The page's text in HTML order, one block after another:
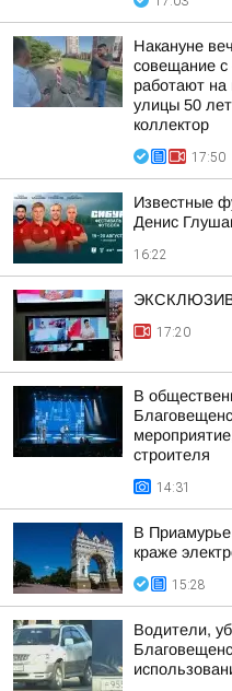
Накануне
совещание
работают на
улицы 50
коллектор
17:50
Известные
Денис
16:22
17:20
В
строителя
14:31
В
краже
15:28
Водители,